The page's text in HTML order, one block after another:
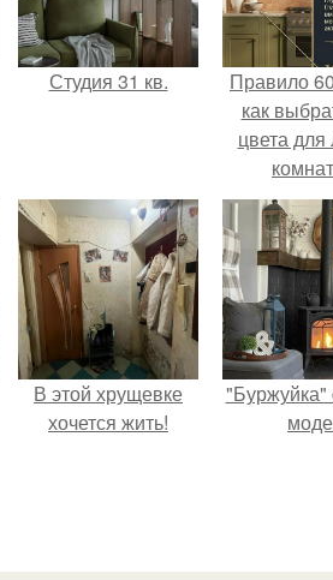
Студия 31 кв.
Правило
как
цвета
В этой хрущевке
хочется жить!
"Буржуйка"